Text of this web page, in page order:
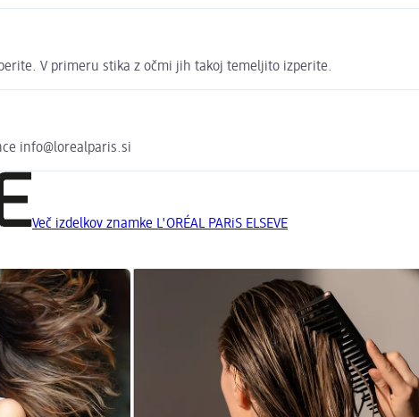
V primeru stika z očmi jih takoj temeljito izperite.
info@lorealparis.si
Več izdelkov znamke L'ORÉAL PARiS ELSEVE